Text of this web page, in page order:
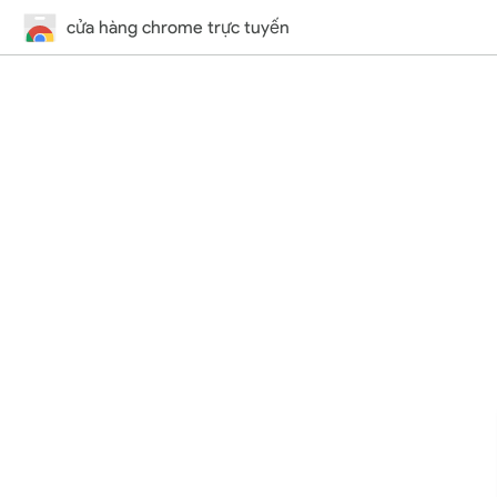
cửa hàng chrome trực tuyến